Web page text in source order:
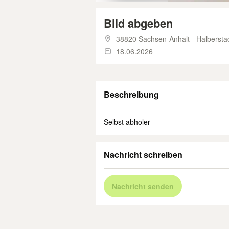
Bild abgeben
38820 Sachsen-Anhalt -
18.06.2026
Beschreibung
Selbst abholer
Nachricht schreiben
Nachricht senden